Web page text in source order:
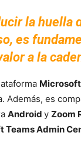
la huella
es
a la
Además, es
Android y Zoom
Teams Admin